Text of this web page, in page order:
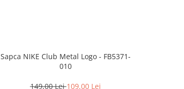
Sapca NIKE Club Metal Logo - FB5371-
010
149,00 Lei109,00 Lei